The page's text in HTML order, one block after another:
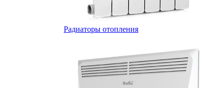
Радиаторы отопления